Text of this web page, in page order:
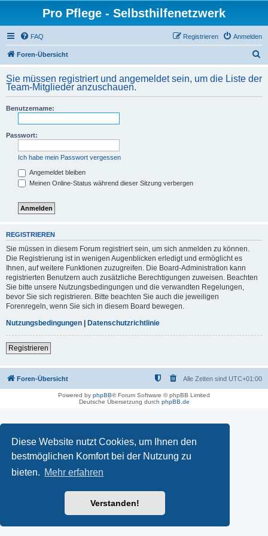
Diese Website nutzt Cookies, um Ihnen den
bestmöglichen Komfort bei der Nutzung zu
bieten. Mehr erfahren
Verstanden!
Pro Pflege - Selbsthilfenetzwerk
FAQ Anmelden
Registrieren
Foren-Übersicht
h
Sie müssen registriert und angemeldet sein, um die Liste der
Team-Mitglieder anzuschauen.
Benutzername:
Passwort:
Ich habe mein Passwort vergessen
Angemeldet bleiben
Meinen Online-Status während dieser Sitzung verbergen
REGISTRIEREN
Sie müssen in diesem Forum registriert sein, um sich anmelden zu können.
Die Registrierung ist in wenigen Augenblicken erledigt und ermöglicht es
Ihnen, auf weitere Funktionen zuzugreifen. Die Board-Administration kann
registrierten Benutzern auch zusätzliche Berechtigungen zuweisen. Beachten
Sie bitte unsere Nutzungsbedingungen und die verwandten Regelungen,
bevor Sie sich registrieren. Bitte beachten Sie auch die jeweiligen
Forenregeln, wenn Sie sich in diesem Board bewegen.
Nutzungsbedingungen | Datenschutzrichtlinie
Registrieren
Foren-Übersicht Alle Zeiten sind UTC+01:00
Powered by phpBB® Forum Software © phpBB Limited
Deutsche Übersetzung durch phpBB.de